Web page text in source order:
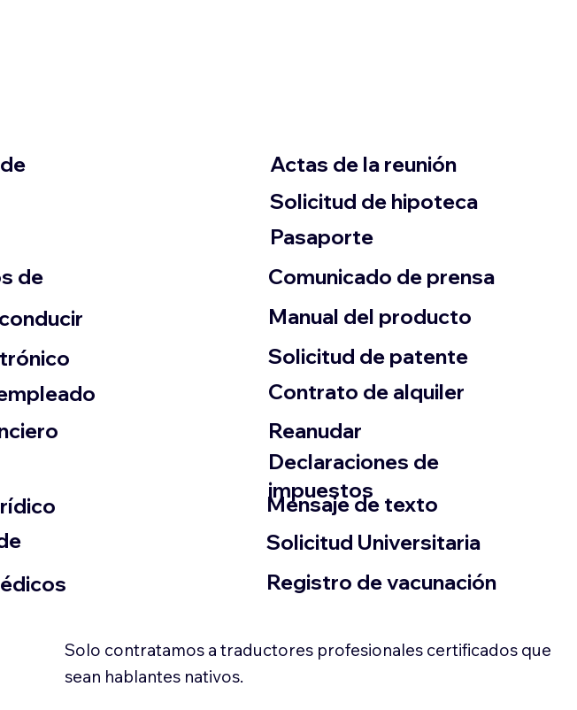
de
Actas de la reunión
Solicitud de hipoteca
Pasaporte
Comunicado de prensa
​Manual del producto
​Solicitud de patente
Contrato de alquiler
​Reanudar
Declaraciones de
impuestos
​Mensaje de texto
​Solicitud Universitaria
Registro de vacunación
Solo contratamos a traductores profesionales certificados que
sean hablantes nativos.